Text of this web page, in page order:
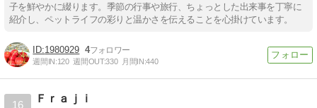
子を鮮やかに綴ります。季節の行事や旅行、ちょっとした出来事を丁寧に
紹介し、ペットライフの彩りと温かさを伝えることを心掛けています。
1980929 4
週間IN:120 週間OUT:330 月間IN:440
16
Ｆｒａｊｉ